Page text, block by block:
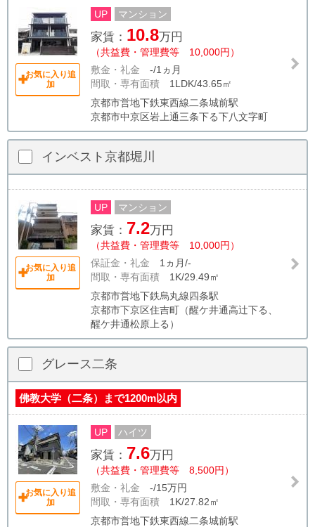
お気に入り追
加
UP マンション
家賃： 10.8万円
（共益費・管理費等 10,000円）
敷金・礼金 -/1ヵ月
間取・専有面積 1LDK/43.65㎡
京都市営地下鉄東西線二条城前駅
京都市中京区岩上通三条下る下八文字町
インベスト京都堀川
お気に入り追
加
UP マンション
家賃： 7.2万円
（共益費・管理費等 10,000円）
保証金・礼金 1ヵ月/-
間取・専有面積 1K/29.49㎡
京都市営地下鉄烏丸線四条駅
京都市下京区住吉町（醒ケ井通高辻下る、
醒ケ井通松原上る）
グレース二条
佛教大学（二条）まで1200m以内
お気に入り追
加
UP ハイツ
家賃： 7.6万円
（共益費・管理費等 8,500円）
敷金・礼金 -/15万円
間取・専有面積 1K/27.82㎡
京都市営地下鉄東西線二条城前駅